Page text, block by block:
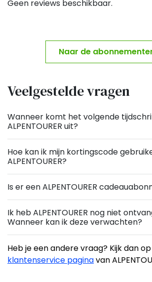
Geen reviews beschikbaar.
Naar de
Veelgestelde vragen
Wanneer komt het volgende
ALPENTOURER uit?
Hoe kan ik mijn kortingscode
ALPENTOURER?
Is er een ALPENTOURER
Ik heb ALPENTOURER nog niet
Wanneer kan ik deze verwachten?
Heb je een andere vraag? Kijk dan
klantenservice paginavan